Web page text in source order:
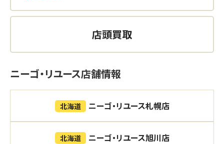
店頭買取
ニーゴ・リユース店舗情報
北海道 ニーゴ・リユース札幌店
北海道 ニーゴ・リユース旭川店